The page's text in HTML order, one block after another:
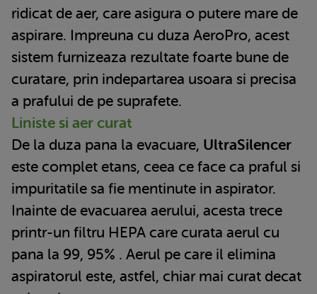
ridicat de aer, care asigura o putere mare de
aspirare. Impreuna cu duza AeroPro, acest
sistem furnizeaza rezultate foarte bune de
curatare, prin indepartarea usoara si precisa
a prafului de pe suprafete.
Liniste si aer curat
De la duza pana la evacuare, UltraSilencer
este complet etans, ceea ce face ca praful si
impuritatile sa fie mentinute in aspirator.
Inainte de evacuarea aerului, acesta trece
printr-un filtru HEPA care curata aerul cu
pana la 99, 95% . Aerul pe care il elimina
aspiratorul este, astfel, chiar mai curat decat